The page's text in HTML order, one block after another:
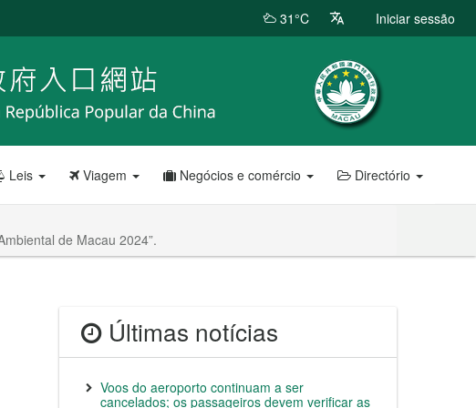
31°C Iniciar sessão
Leis Viagem Negócios e comércio Directório
de Macau 2024”.
Últimas notícias
Voos do aeroporto continuam a ser
cancelados; os passageiros devem verificar as